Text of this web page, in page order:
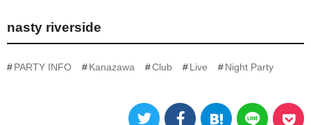
nasty riverside
PARTY INFO Kanazawa Club Live Night Party